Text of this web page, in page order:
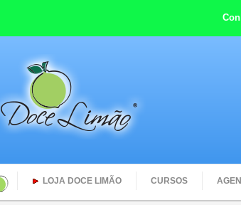
LOJA DOCE LIMÃO CURSOS